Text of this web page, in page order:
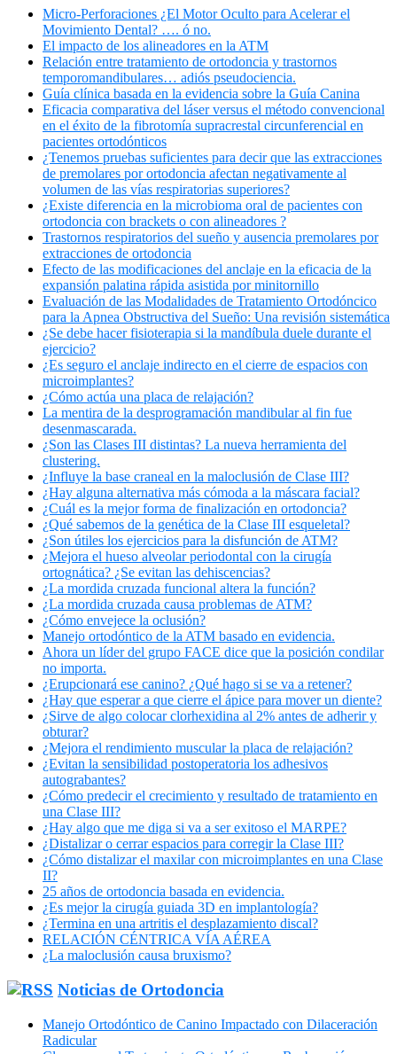
Micro-Perforaciones ¿El Motor Oculto para Acelerar el
Movimiento Dental? …. ó no.
El impacto de los alineadores en la ATM
Relación entre tratamiento de ortodoncia y trastornos
temporomandibulares… adiós pseudociencia.
Guía clínica basada en la evidencia sobre la Guía Canina
Eficacia comparativa del láser versus el método convencional
en el éxito de la fibrotomía supracrestal circunferencial en
pacientes ortodónticos
¿Tenemos pruebas suficientes para decir que las extracciones
de premolares por ortodoncia afectan negativamente al
volumen de las vías respiratorias superiores?
¿Existe diferencia en la microbioma oral de pacientes con
ortodoncia con brackets o con alineadores ?
Trastornos respiratorios del sueño y ausencia premolares por
extracciones de ortodoncia
Efecto de las modificaciones del anclaje en la eficacia de la
expansión palatina rápida asistida por minitornillo
Evaluación de las Modalidades de Tratamiento Ortodóncico
para la Apnea Obstructiva del Sueño: Una revisión sistemática
¿Se debe hacer fisioterapia si la mandíbula duele durante el
ejercicio?
¿Es seguro el anclaje indirecto en el cierre de espacios con
microimplantes?
¿Cómo actúa una placa de relajación?
La mentira de la desprogramación mandibular al fin fue
desenmascarada.
¿Son las Clases III distintas? La nueva herramienta del
clustering.
¿Influye la base craneal en la maloclusión de Clase III?
¿Hay alguna alternativa más cómoda a la máscara facial?
¿Cuál es la mejor forma de finalización en ortodoncia?
¿Qué sabemos de la genética de la Clase III esqueletal?
¿Son útiles los ejercicios para la disfunción de ATM?
¿Mejora el hueso alveolar periodontal con la cirugía
ortognática? ¿Se evitan las dehiscencias?
¿La mordida cruzada funcional altera la función?
¿La mordida cruzada causa problemas de ATM?
¿Cómo envejece la oclusión?
Manejo ortodóntico de la ATM basado en evidencia.
Ahora un líder del grupo FACE dice que la posición condilar
no importa.
¿Erupcionará ese canino? ¿Qué hago si se va a retener?
¿Hay que esperar a que cierre el ápice para mover un diente?
¿Sirve de algo colocar clorhexidina al 2% antes de adherir y
obturar?
¿Mejora el rendimiento muscular la placa de relajación?
¿Evitan la sensibilidad postoperatoria los adhesivos
autograbantes?
¿Cómo predecir el crecimiento y resultado de tratamiento en
una Clase III?
¿Hay algo que me diga si va a ser exitoso el MARPE?
¿Distalizar o cerrar espacios para corregir la Clase III?
¿Cómo distalizar el maxilar con microimplantes en una Clase
II?
25 años de ortodoncia basada en evidencia.
¿Es mejor la cirugía guiada 3D en implantología?
¿Termina en una artritis el desplazamiento discal?
RELACIÓN CÉNTRICA VÍA AÉREA
¿La maloclusión causa bruxismo?
Noticias de Ortodoncia
Manejo Ortodóntico de Canino Impactado con Dilaceración
Radicular